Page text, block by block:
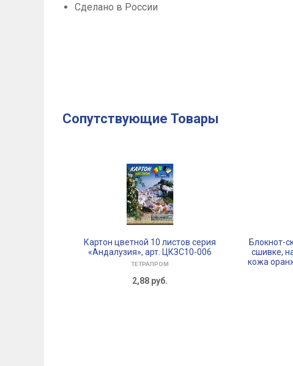
Сделано в России
Сопутствующие Товары
Картон цветной 10 листов серия
«Андалузия», арт. ЦКЗС10-006
ТЕТРАПРОМ
2,88 руб.
Блокнот-
сшивке,
кожа